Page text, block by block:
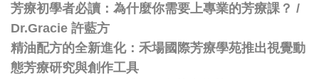
芳療初學者必讀：為什麼你需要上專業的芳療課？ /
Dr.Gracie 許藍方
精油配方的全新進化：禾場國際芳療學苑推出視覺動
態芳療研究與創作工具